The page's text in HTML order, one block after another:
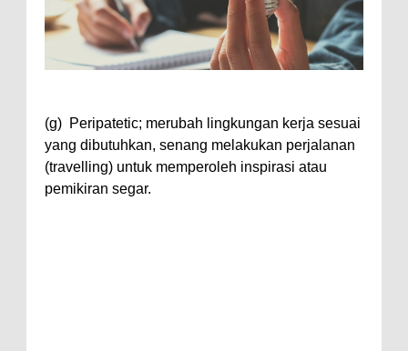
(g) Peripatetic; merubah lingkungan kerja sesuai
yang dibutuhkan, senang melakukan perjalanan
(travelling) untuk memperoleh inspirasi atau
pemikiran segar.